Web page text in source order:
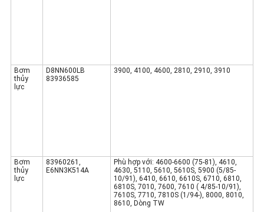
Bơm
thủy
lực
D8NN600LB
83936585
3900, 4100, 4600, 2810, 2910, 3910
Bơm
thủy
lực
83960261,
E6NN3K514A
Phù hợp với: 4600-6600 (75-81), 4610,
4630, 5110, 5610, 5610S, 5900 (5/85-
10/91), 6410, 6610, 6610S, 6710, 6810,
6810S, 7010, 7600, 7610 ( 4/85-10/91),
7610S, 7710, 7810S (1/94-), 8000, 8010,
8610, Dòng TW